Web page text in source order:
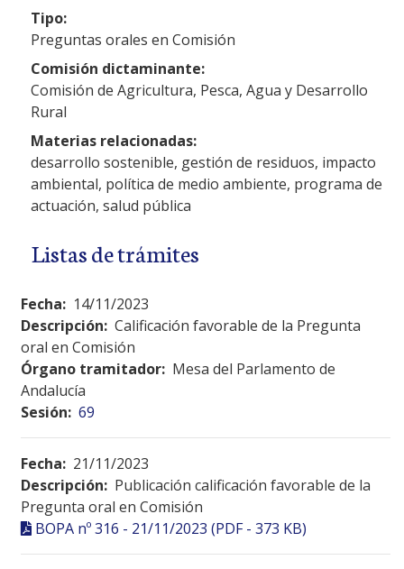
Tipo:
Preguntas orales en Comisión
Comisión dictaminante:
Comisión de Agricultura, Pesca, Agua y Desarrollo
Rural
Materias relacionadas:
desarrollo sostenible, gestión de residuos, impacto
ambiental, política de medio ambiente, programa de
actuación, salud pública
Listas de trámites
Fecha: 14/11/2023
Descripción: Calificación favorable de la Pregunta
oral en Comisión
Órgano tramitador: Mesa del Parlamento de
Andalucía
Sesión: 69
Fecha: 21/11/2023
Descripción: Publicación calificación favorable de la
Pregunta oral en Comisión
BOPA nº 316 - 21/11/2023 (PDF - 373 KB)